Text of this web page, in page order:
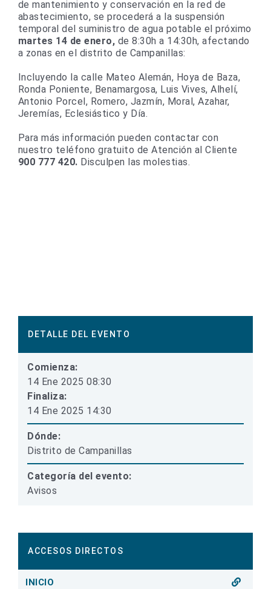
de mantenimiento y conservación en la red de
abastecimiento, se procederá a la suspensión
temporal del suministro de agua potable el próximo
martes 14 de enero, de 8:30h a 14:30h, afectando
a zonas en el distrito de Campanillas:
Incluyendo la calle Mateo Alemán, Hoya de Baza,
Ronda Poniente, Benamargosa, Luis Vives, Alhelí,
Antonio Porcel, Romero, Jazmín, Moral, Azahar,
Jeremías, Eclesiástico y Día.
Para más información pueden contactar con
nuestro teléfono gratuito de Atención al Cliente
900 777 420. Disculpen las molestias.
DETALLE DEL EVENTO
Comienza:
14 Ene 2025 08:30
Finaliza:
14 Ene 2025 14:30
Dónde:
Distrito de Campanillas
Categoría del evento:
Avisos
ACCESOS DIRECTOS
INICIO